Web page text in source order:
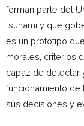
forman parte del
tsunami y que
es un prototipo
morales, criterios
capaz de detectar
funcionamiento de
sus decisiones y